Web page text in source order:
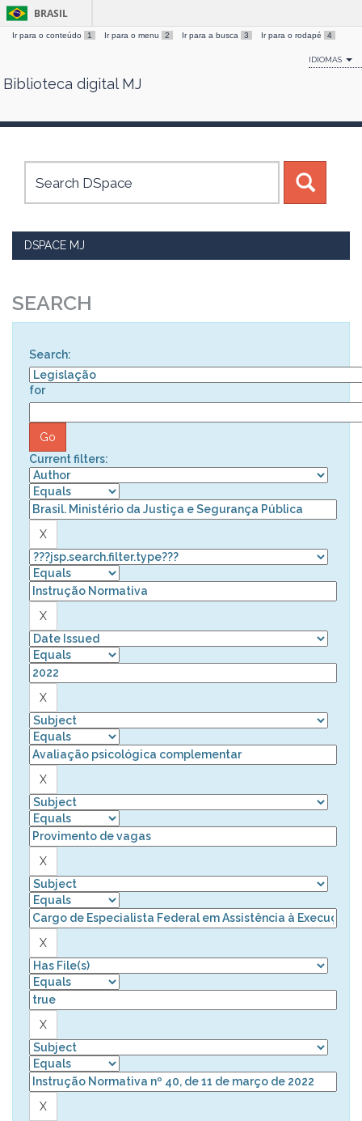
Skip
BRASIL
Ir para o conteúdo 1 Ir para o menu 2 Ir para a busca 3 Ir para o rodapé 4
IDIOMAS
Biblioteca digital MJ
DSPACE MJ
SEARCH
Search:
for
Current filters: